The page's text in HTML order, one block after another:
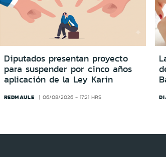
Diputados presentan proyecto
para suspender por cinco años
aplicación de la Ley Karin
REDMAULE 06/08/2026 - 17:21 HRS